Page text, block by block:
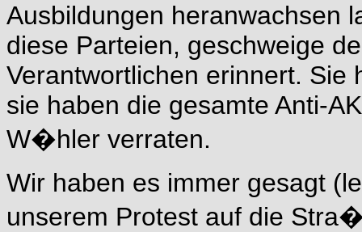
Ausbildungen heranwachsen
diese Parteien, geschweige
Verantwortlichen erinnert. Sie
sie haben die gesamte Anti-
W�hler verraten.
Wir haben es immer gesagt
unserem Protest auf die